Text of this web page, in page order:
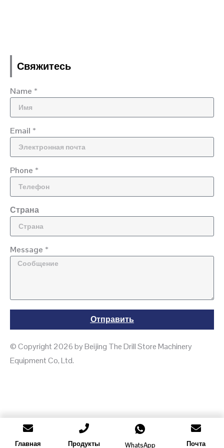
Свяжитесь
Name *
Email *
Phone *
Страна
Message *
Отправить
© Copyright 2026 by Beijing The Drill Store Machinery
Equipment Co, Ltd.
Главная Продукты WhatsApp Почта